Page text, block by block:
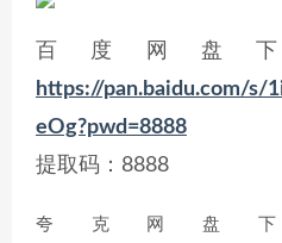
百度网盘
https://pan.baidu.com/s/
eOg?pwd=8888
提取码：8888
夸克网盘